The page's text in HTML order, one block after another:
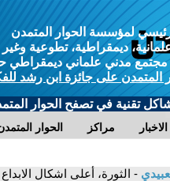
لمؤسسة الحوار المتمدن
ديمقراطية، تطوعية وغير
مدني علماني ديمقراطي
المتمدن على جائزة ابن رشد
تقنية في تصفح الحوار
الحوار مراكز الاخبار
- الثورة، أعلى اشكال الابداع